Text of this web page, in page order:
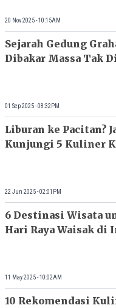
20 Nov 2025 - 10:15AM
Sejarah Gedung
Dibakar Massa Tak
01 Sep 2025 - 08:32PM
Liburan ke Pacitan?
Kunjungi 5 Kuliner
22 Jun 2025 - 02:01PM
6 Destinasi Wisata
Hari Raya Waisak di
11 May 2025 - 10:02AM
10 Rekomendasi